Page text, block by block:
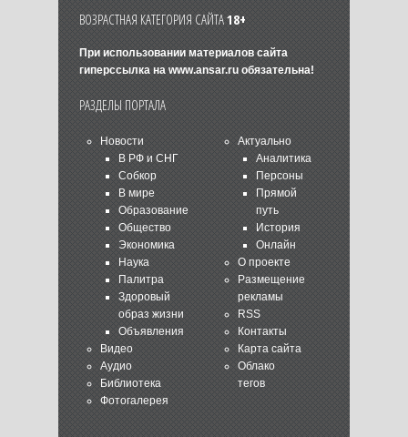
ВОЗРАСТНАЯ КАТЕГОРИЯ САЙТА18+
При использовании материалов сайта
гиперссылка на www.ansar.ruобязательна!
РАЗДЕЛЫ ПОРТАЛА
Новости
В РФ и СНГ
Собкор
В мире
Образование
Общество
Экономика
Наука
Палитра
Здоровый
образ жизни
Объявления
Видео
Аудио
Библиотека
Фотогалерея
Актуально
Аналитика
Персоны
Прямой
путь
История
Онлайн
О проекте
Размещение
рекламы
RSS
Контакты
Карта сайта
Облако
тегов